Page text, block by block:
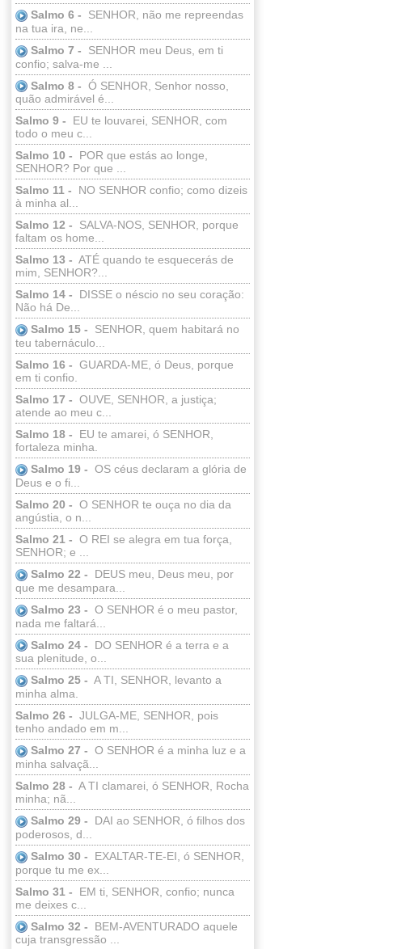
Salmo 6 -
SENHOR, não me repreendas
na tua ira, ne...
Salmo 7 -
SENHOR meu Deus, em ti
confio; salva-me ...
Salmo 8 - Ó SENHOR, Senhor nosso,
quão admirável é...
Salmo 9 -
EU te louvarei, SENHOR, com
todo o meu c...
Salmo 10 -
POR que estás ao longe,
SENHOR? Por que ...
Salmo 11 -
NO SENHOR confio; como dizeis
à minha al...
Salmo 12 -
SALVA-NOS, SENHOR, porque
faltam os home...
Salmo 13 - ATÉ quando te esquecerás de
mim, SENHOR?...
Salmo 14 -
DISSE o néscio no seu coração:
Não há De...
Salmo 15 -
SENHOR, quem habitará no
teu tabernáculo...
Salmo 16 - GUARDA-ME, ó Deus, porque
em ti confio.
Salmo 17 - OUVE, SENHOR, a justiça;
atende ao meu c...
Salmo 18 -
EU te amarei, ó SENHOR,
fortaleza minha.
Salmo 19 - OS céus declaram a glória de
Deus e o fi...
Salmo 20 - O SENHOR te ouça no dia da
angústia, o n...
Salmo 21 - O REI se alegra em tua força,
SENHOR; e ...
Salmo 22 -
DEUS meu, Deus meu, por
que me desampara...
Salmo 23 - O SENHOR é o meu pastor,
nada me faltará...
Salmo 24 -
DO SENHOR é a terra e a
sua plenitude, o...
Salmo 25 - A TI, SENHOR, levanto a
minha alma.
Salmo 26 - JULGA-ME, SENHOR, pois
tenho andado em m...
Salmo 27 - O SENHOR é a minha luz e a
minha salvaçã...
Salmo 28 - A TI clamarei, ó SENHOR, Rocha
minha; nã...
Salmo 29 -
DAI ao SENHOR, ó filhos dos
poderosos, d...
Salmo 30 -
EXALTAR-TE-EI, ó SENHOR,
porque tu me ex...
Salmo 31 -
EM ti, SENHOR, confio; nunca
me deixes c...
Salmo 32 -
BEM-AVENTURADO aquele
cuja transgressão ...